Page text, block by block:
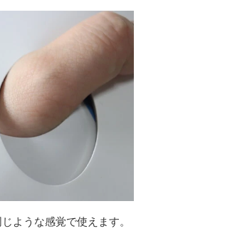
ような感覚で使えます。